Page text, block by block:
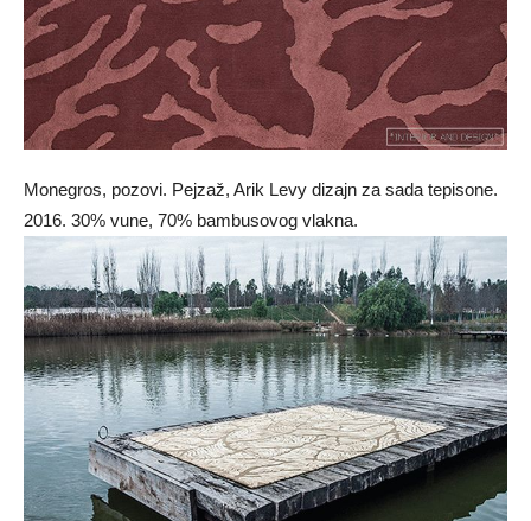
Monegros, pozovi. Pejzaž, Arik Levy dizajn za sada tepisone.
2016. 30% vune, 70% bambusovog vlakna.